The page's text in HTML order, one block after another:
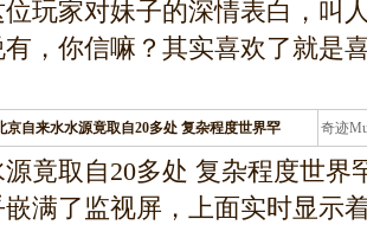
玩家对妹子的深情表白，叫
，你信嘛？其实喜欢了就是
京自来水水源竟取自20多处 复杂程度世界罕 奇迹
条
竟取自20多处 复杂程度世界
满了监视屏，上面实时显示